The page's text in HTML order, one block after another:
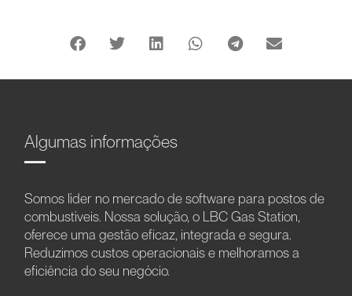
Algumas informações
Somos líder no mercado de software para postos de
combustíveis. Nossa solução, o LBC Gas Station,
oferece uma gestão eficaz, integrada e segura.
Reduzimos custos operacionais e melhoramos a
eficiência do seu negócio.